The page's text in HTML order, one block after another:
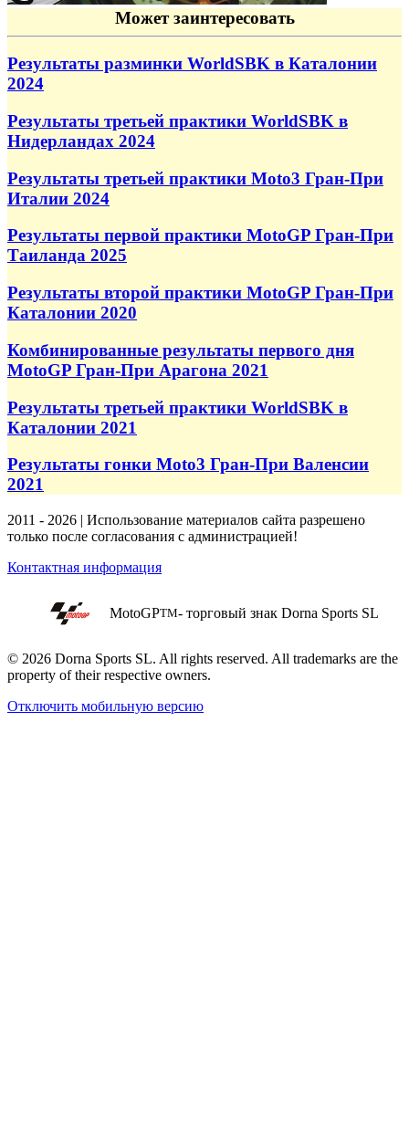
Может заинтересовать
Результаты разминки WorldSBK в Каталонии
2024
Результаты третьей практики WorldSBK в
Нидерландах 2024
Результаты третьей практики Moto3 Гран-При
Италии 2024
Результаты первой практики MotoGP Гран-При
Таиланда 2025
Результаты второй практики MotoGP Гран-При
Каталонии 2020
Комбинированные результаты первого дня
MotoGP Гран-При Арагона 2021
Результаты третьей практики WorldSBK в
Каталонии 2021
Результаты гонки Moto3 Гран-При Валенсии
2021
2011 - 2026 | Использование материалов сайта разрешено
только после согласования с администрацией!
Контактная информация
MotoGPTM- торговый знак Dorna Sports SL
© 2026 Dorna Sports SL. All rights reserved. All trademarks are the
property of their respective owners.
Отключить мобильную версию